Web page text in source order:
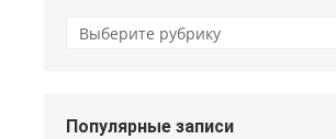
Рубрики
Популярные записи